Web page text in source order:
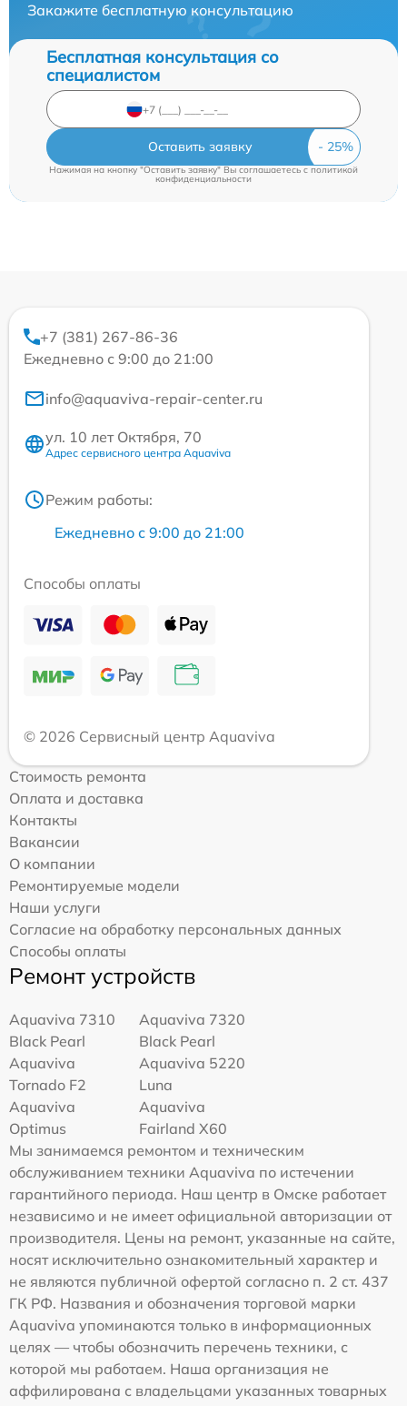
Закажите бесплатную консультацию
Бесплатная консультация со
специалистом
Оставить заявку
Нажимая на кнопку "Оставить заявку" Вы соглашаетесь c политикой
конфиденциальности
+7 (381) 267-86-36
Ежедневно с 9:00 до 21:00
info@aquaviva-repair-center.ru
ул. 10 лет Октября, 70
Адрес сервисного центра Aquaviva
Режим работы:
Ежедневно с 9:00 до 21:00
Способы оплаты
© 2026 Сервисный центр Aquaviva
Стоимость ремонта
Оплата и доставка
Контакты
Вакансии
О компании
Ремонтируемые модели
Наши услуги
Согласие на обработку персональных данных
Способы оплаты
Ремонт устройств
Aquaviva 7310
Black Pearl
Aquaviva 7320
Black Pearl
Aquaviva
Tornado F2
Aquaviva 5220
Luna
Aquaviva
Optimus
Aquaviva
Fairland X60
Мы занимаемся ремонтом и техническим
обслуживанием техники Aquaviva по истечении
гарантийного периода. Наш центр в Омске работает
независимо и не имеет официальной авторизации от
производителя. Цены на ремонт, указанные на сайте,
носят исключительно ознакомительный характер и
не являются публичной офертой согласно п. 2 ст. 437
ГК РФ. Названия и обозначения торговой марки
Aquaviva упоминаются только в информационных
целях — чтобы обозначить перечень техники, с
которой мы работаем. Наша организация не
аффилирована с владельцами указанных товарных